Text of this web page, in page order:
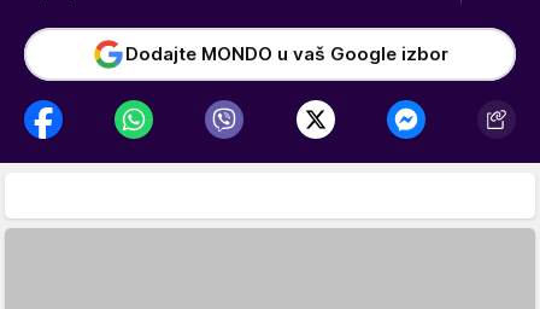
Dodajte MONDO u vaš Google izbor